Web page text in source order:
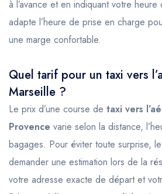
à l’avance et en indiquant votre
adapte l’heure de prise en charge
une marge confortable.
Quel tarif pour un taxi vers
Marseille ?
Le prix d’une course de taxi vers
Provence varie selon la distance,
bagages. Pour éviter toute surprise,
demander une estimation lors de la
votre adresse exacte de départ et